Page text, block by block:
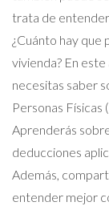
trata de entender
¿Cuánto hay que
vivienda? En
necesitas saber
Personas Físicas
Aprenderás
deducciones
Además,
entender mejor